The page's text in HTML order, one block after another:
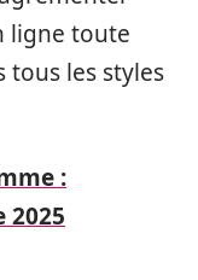
ligne toute
tous les styles
:
2025